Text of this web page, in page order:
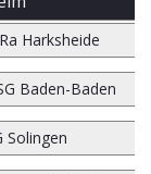
Harksheide
Baden-Baden
Solingen